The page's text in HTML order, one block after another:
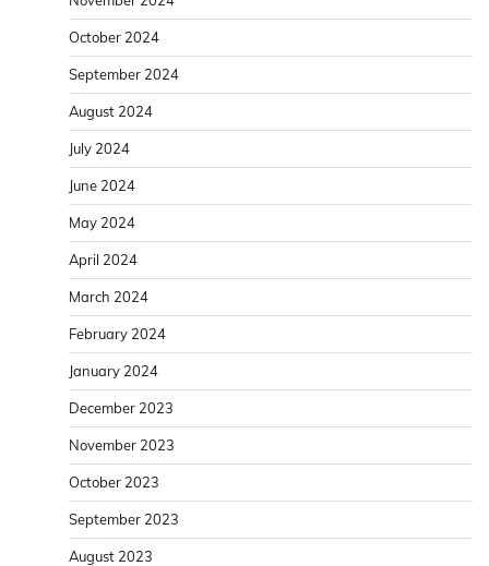
October 2024
September 2024
August 2024
July 2024
June 2024
May 2024
April 2024
March 2024
February 2024
January 2024
December 2023
November 2023
October 2023
September 2023
August 2023